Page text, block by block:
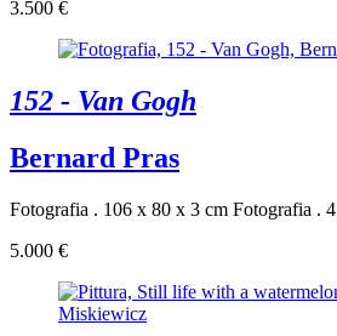
3.500 €
152 - Van Gogh
Bernard Pras
Fotografia . 106 x 80 x 3 cm Fotografia .
5.000 €